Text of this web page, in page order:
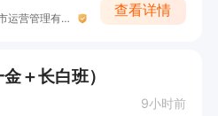
天津市滨海新区成达城市运营管理有限公司
查看详情
＋长白班）
9小时前